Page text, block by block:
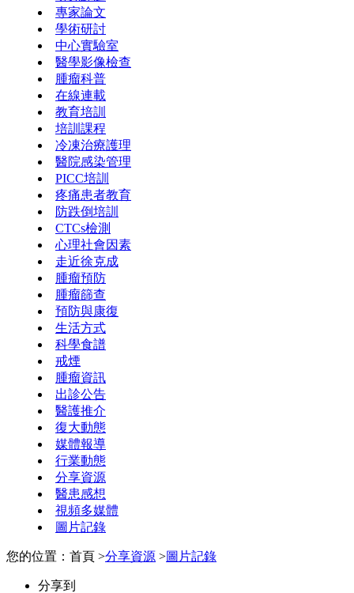
專家論文
學術研討
中心實驗室
醫學影像檢查
腫瘤科普
在線連載
教育培訓
培訓課程
冷凍治療護理
醫院感染管理
PICC培訓
疼痛患者教育
防跌倒培訓
CTCs檢測
心理社會因素
走近徐克成
腫瘤預防
腫瘤篩查
預防與康復
生活方式
科學食譜
戒煙
腫瘤資訊
出診公告
醫護推介
復大動態
媒體報導
行業動態
分享資源
醫患感想
視頻多媒體
圖片記錄
您的位置：首頁 >分享資源 >圖片記錄
分享到